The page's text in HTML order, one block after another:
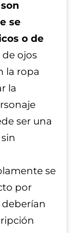
se
o de
ojos
la ropa
la
ser una
se
por
deberían